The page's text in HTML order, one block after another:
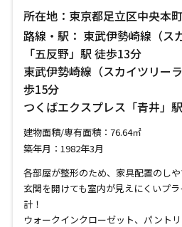
所在地：東京都足立区中央本
路線・駅： 東武伊勢崎線（ス
「五反野」駅 徒歩13分
東武伊勢崎線（スカイツリー
歩15分
つくばエクスプレス「青井」
建物面積/専有面積：76.64㎡
築年月：1982年3月
各部屋が整形のため、家具配置のしや
玄関を開けても室内が見えにくいプ
計！
ウォークインクローゼット、パント